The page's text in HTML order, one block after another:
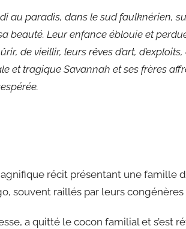
au paradis, dans le sud faulknérien,
beauté. Leur enfance éblouie et
de vieillir, leurs rêves d’art,
et tragique Savannah et ses frères
récit présentant une famille
souvent raillés par leurs congénères
a quitté le cocon familial et s’est